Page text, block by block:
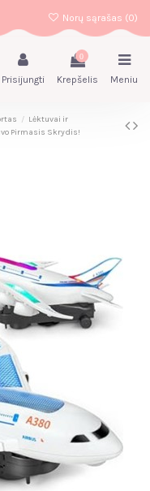
Norų sąrašas (0)
Prisijungti
0
Krepšelis Meniu
Lėktuvai ir
Pirmasis Skrydis!